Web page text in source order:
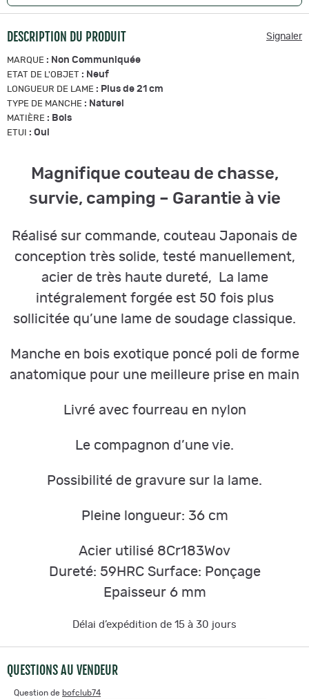
DESCRIPTION DU PRODUIT Signaler
MARQUE : Non Communiquée
ETAT DE L'OBJET : Neuf
LONGUEUR DE LAME : Plus de 21 cm
TYPE DE MANCHE : Naturel
MATIÈRE : Bois
ETUI : Oui
Magnifique couteau de chasse,
survie, camping – Garantie à vie
Réalisé sur commande, couteau Japonais de
conception très solide, testé manuellement,
acier de très haute dureté, La lame
intégralement forgée est 50 fois plus
sollicitée qu’une lame de soudage classique.
Manche en bois exotique poncé poli de forme
anatomique pour une meilleure prise en main
Livré avec fourreau en nylon
Le compagnon d’une vie.
Possibilité de gravure sur la lame.
Pleine longueur: 36 cm
Acier utilisé 8Cr183Wov
Dureté: 59HRC Surface: Ponçage
Epaisseur 6 mm
Délai d’expédition de 15 à 30 jours
QUESTIONS AU VENDEUR
Question de bofclub74